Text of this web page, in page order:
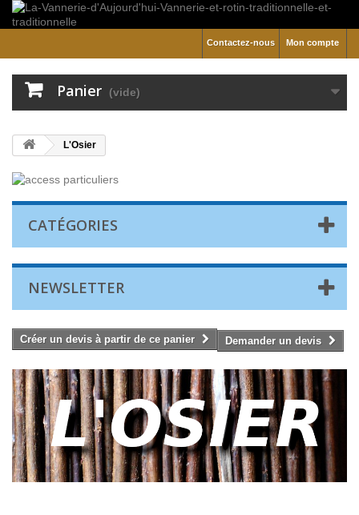
Mon compte
Contactez-nous
Panier (vide)
L'Osier
CATÉGORIES
NEWSLETTER
Créer un devis à partir de ce panier Demander un devis